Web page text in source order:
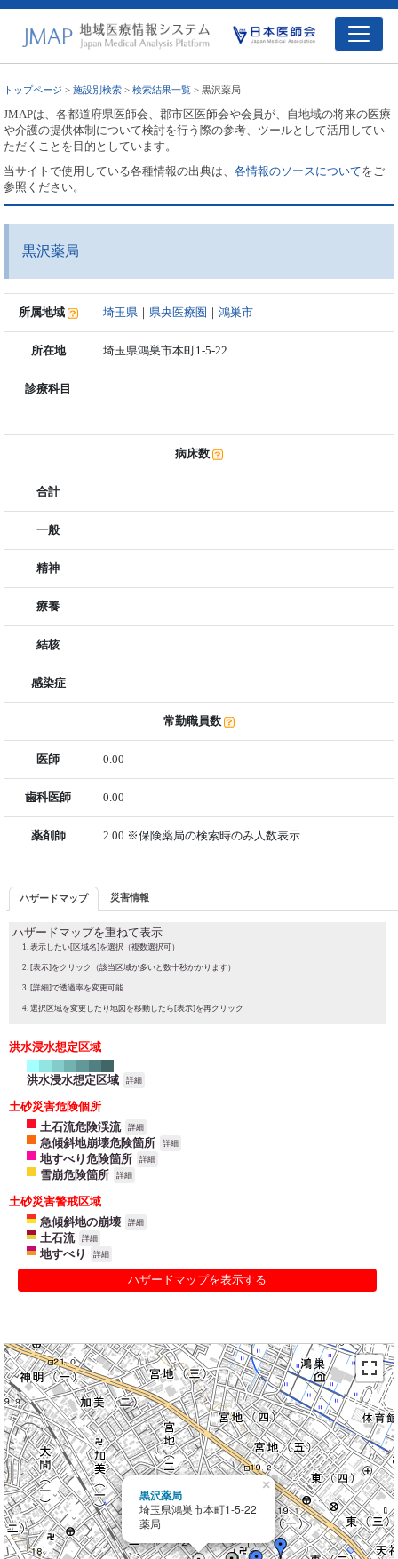
トップページ >施設別検索 >検索結果一覧 > 黒沢薬局
JMAPは、各都道府県医師会、郡市区医師会や会員が、自地域の将来の医療
や介護の提供体制について検討を行う際の参考、ツールとして活用してい
ただくことを目的としています。
当サイトで使用している各種情報の出典は、各情報のソースについてをご
参照ください。
黒沢薬局
所属地域 埼玉県 ｜ 県央医療圏 ｜鴻巣市
所在地 埼玉県鴻巣市本町1-5-22
診療科目
病床数
合計
一般
精神
療養
結核
感染症
常勤職員数
医師 0.00
歯科医師 0.00
薬剤師 2.00 ※保険薬局の検索時のみ人数表示
ハザードマップ 災害情報
ハザードマップを重ねて表示
表示したい[区域名]を選択（複数選択可）
[表示]をクリック（該当区域が多いと数十秒かかります）
[詳細]で透過率を変更可能
選択区域を変更したり地図を移動したら[表示]を再クリック
洪水浸水想定区域
洪水浸水想定区域 詳細
土砂災害危険個所
土石流危険渓流
詳細
急傾斜地崩壊危険箇所 詳細
地すべり危険箇所 詳細
雪崩危険箇所 詳細
土砂災害警戒区域
急傾斜地の崩壊
詳細
土石流 詳細
地すべり 詳細
ハザードマップを表示する
黒沢薬局
埼玉県鴻巣市本町1-5-22
薬局
×